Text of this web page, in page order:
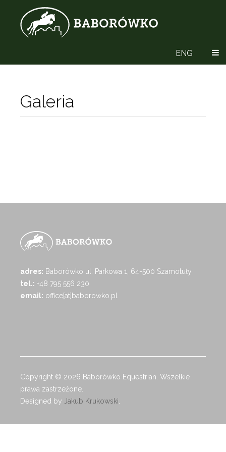
ENG
Galeria
adres: Baborówko ul. Parkowa 1, 64-500 Szamotuły
tel.: +48 795 556 230
email: office[at]baborowko.pl
Copyright © 2026 Baborówko Equestrian. Wszelkie
prawa zastrzeżone.
Designed by Jakub Krukowski